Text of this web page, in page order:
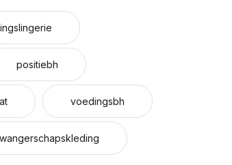
positiebh
voedingsbh